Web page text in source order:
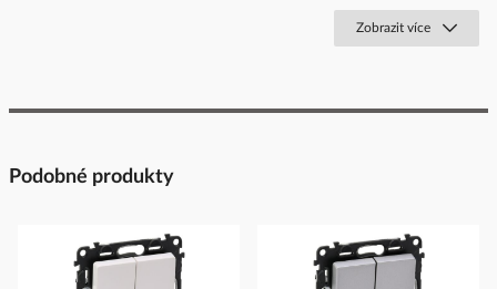
Zobrazit více
Podobné produkty